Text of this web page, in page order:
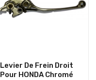
Levier De Frein Droit
Pour HONDA Chromé